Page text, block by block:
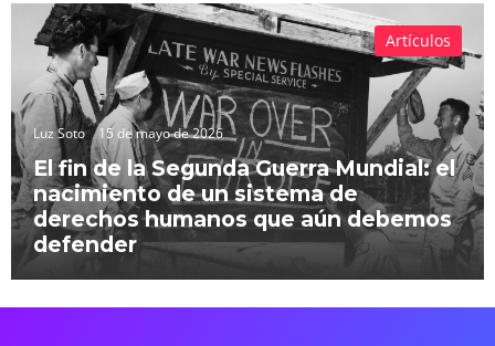
Luz Soto 15 de mayo de 2026
El fin de la Segunda Guerra Mundial: el
nacimiento de un sistema de
derechos humanos que aún debemos
defender
Artículos